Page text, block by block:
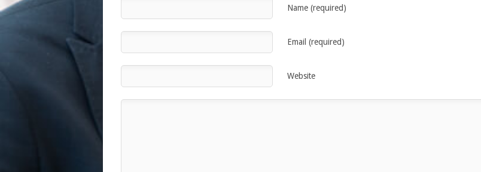
Name (required)
Email (required)
Website